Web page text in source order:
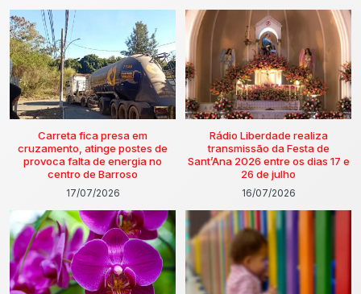
Carreta fica presa em
cruzamento, atinge postes de
provoca falta de energia no
centro de Barroso
17/07/2026
Rádio Liberdade realiza
transmissão da Festa de
Sant’Ana 2026 entre os dias 17 e
26 de julho
16/07/2026